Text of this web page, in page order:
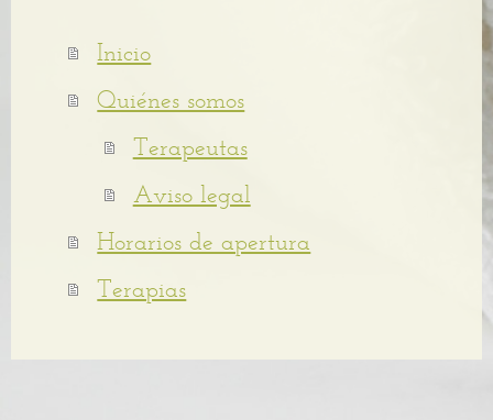
Inicio
Quiénes somos
Terapeutas
Aviso legal
Horarios de apertura
Terapias